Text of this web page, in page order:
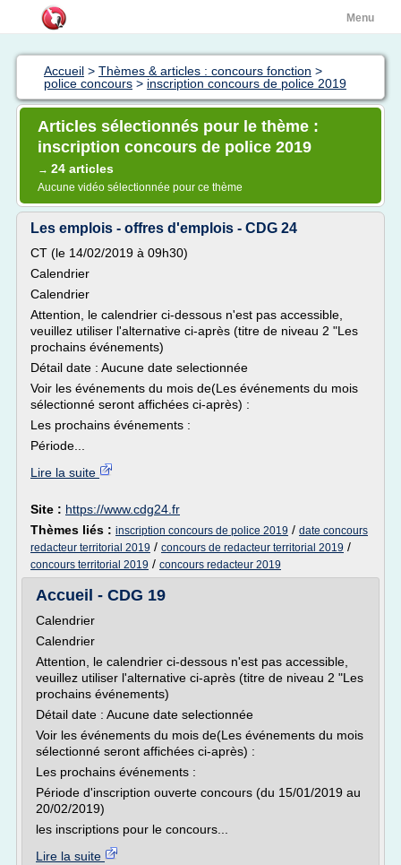
Menu
Accueil > Thèmes & articles : concours fonction >
police concours > inscription concours de police 2019
Articles sélectionnés pour le thème :
inscription concours de police 2019
→ 24 articles
Aucune vidéo sélectionnée pour ce thème
Les emplois - offres d'emplois - CDG 24
CT (le 14/02/2019 à 09h30)
Calendrier
Calendrier
Attention, le calendrier ci-dessous n'est pas accessible,
veuillez utiliser l'alternative ci-après (titre de niveau 2 "Les
prochains événements)
Détail date : Aucune date selectionnée
Voir les événements du mois de(Les événements du mois
sélectionné seront affichées ci-après) :
Les prochains événements :
Période...
Lire la suite
Site : https://www.cdg24.fr
Thèmes liés : inscription concours de police 2019 / date concours
redacteur territorial 2019 / concours de redacteur territorial 2019 /
concours territorial 2019 / concours redacteur 2019
Accueil - CDG 19
Calendrier
Calendrier
Attention, le calendrier ci-dessous n'est pas accessible,
veuillez utiliser l'alternative ci-après (titre de niveau 2 "Les
prochains événements)
Détail date : Aucune date selectionnée
Voir les événements du mois de(Les événements du mois
sélectionné seront affichées ci-après) :
Les prochains événements :
Période d'inscription ouverte concours (du 15/01/2019 au
20/02/2019)
les inscriptions pour le concours...
Lire la suite